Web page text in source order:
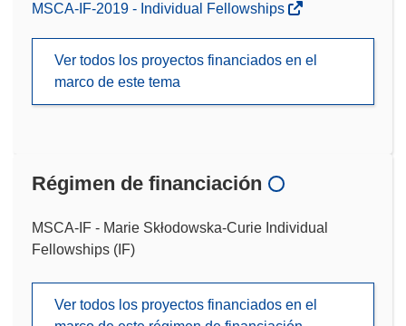
MSCA-IF-2019 - Individual Fellowships
Ver todos los proyectos financiados en el
marco de este tema
Régimen de financiación
MSCA-IF - Marie Skłodowska-Curie Individual
Fellowships (IF)
Ver todos los proyectos financiados en el